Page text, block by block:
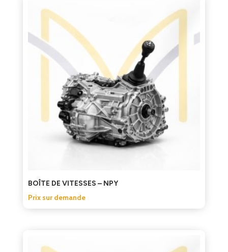
BOÎTE DE VITESSES – NPY
Prix sur demande